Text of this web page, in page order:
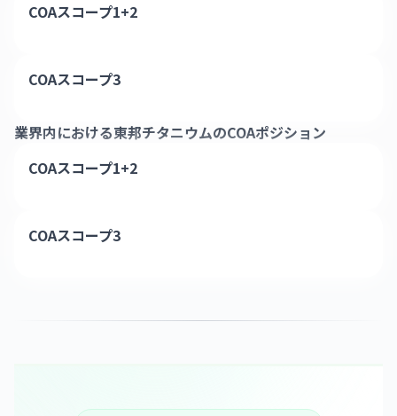
COAスコープ1+2
COAスコープ3
業界内における東邦チタニウムのCOAポジション
COAスコープ1+2
COAスコープ3